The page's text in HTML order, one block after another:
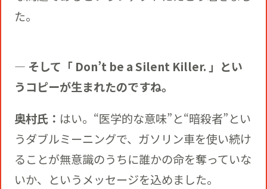
た。
― そして「 Don’t be a Silent Killer. 」とい
うコピーが生まれたのですね。
奥村氏： はい。“医学的な意味”と“暗殺者”とい
うダブルミーニングで、ガソリン車を使い続け
ることが無意識のうちに誰かの命を奪っていな
いか、というメッセージを込めました。